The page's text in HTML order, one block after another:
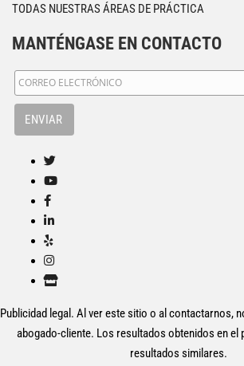
TODAS NUESTRAS ÁREAS DE PRÁCTICA
MANTÉNGASE EN CONTACTO
Publicidad legal. Al ver este sitio o al contactarnos,
abogado-cliente. Los resultados obtenidos en el
resultados similares.